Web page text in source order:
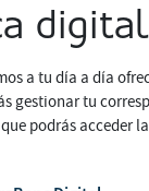
a tu día a día
gestionar tu
podrás acceder